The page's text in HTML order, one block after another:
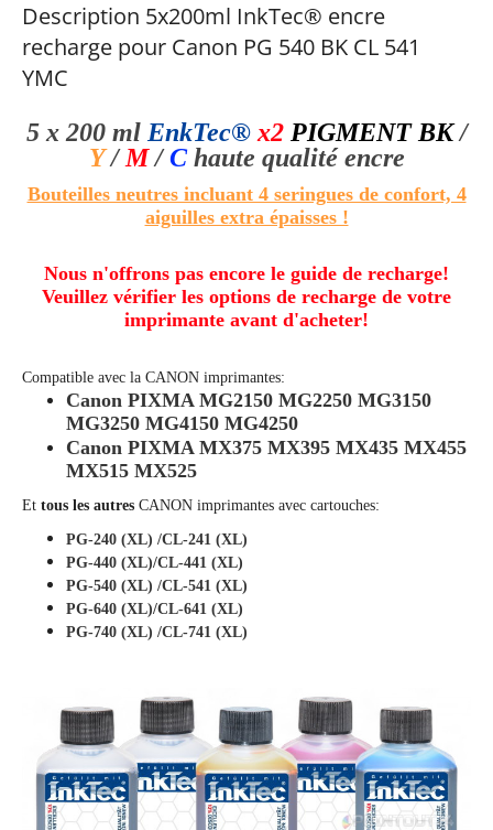
Description 5x200ml InkTec® encre
recharge pour Canon PG 540 BK CL 541
YMC
5 x 200 ml EnkTec® x2 PIGMENT BK/
Y/M/Chaute qualitéencre
Bouteilles neutres incluant 4 seringues de confort, 4
aiguilles extra épaisses !
Nous n'offrons pas encore le guide de recharge!
Veuillez vérifier les options de recharge de votre
imprimante avant d'acheter!
Compatible avec la CANON imprimantes:
Canon PIXMA MG2150 MG2250 MG3150
MG3250 MG4150 MG4250
Canon PIXMA MX375 MX395 MX435 MX455
MX515 MX525
Et tous les autres CANON imprimantes avec cartouches:
PG-240 (XL) /CL-241 (XL)
PG-440 (XL)/CL-441 (XL)
PG-540 (XL) /CL-541 (XL)
PG-640 (XL)/CL-641 (XL)
PG-740 (XL) /CL-741 (XL)